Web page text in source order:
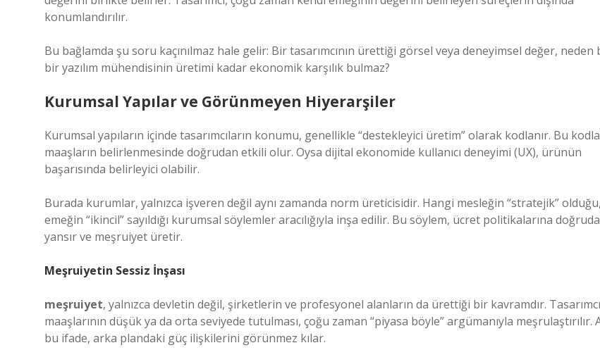
konumlandırılır.
Bu bağlamda şu soru kaçınılmaz hale gelir: Bir tasarımcının ürettiği görsel veya deneyimsel değer, neden
bir yazılım mühendisinin üretimi kadar ekonomik karşılık bulmaz?
Kurumsal Yapılar ve Görünmeyen Hiyerarşiler
Kurumsal yapıların içinde tasarımcıların konumu, genellikle “destekleyici üretim” olarak kodlanır. Bu
maaşların belirlenmesinde doğrudan etkili olur. Oysa dijital ekonomide kullanıcı deneyimi (UX), ürünün
başarısında belirleyici olabilir.
Burada kurumlar, yalnızca işveren değil aynı zamanda norm üreticisidir. Hangi mesleğin “stratejik”
emeğin “ikincil” sayıldığı kurumsal söylemler aracılığıyla inşa edilir. Bu söylem, ücret politikalarına
yansır ve meşruiyet üretir.
Meşruiyetin Sessiz İnşası
meşruiyet, yalnızca devletin değil, şirketlerin ve profesyonel alanların da ürettiği bir kavramdır. Tasarımcı
maaşlarının düşük ya da orta seviyede tutulması, çoğu zaman “piyasa böyle” argümanıyla meşrulaştırılır.
bu ifade, arka plandaki güç ilişkilerini görünmez kılar.